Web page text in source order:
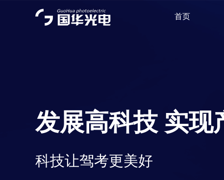
首页
发展高科技 实现
科技让驾考更美好